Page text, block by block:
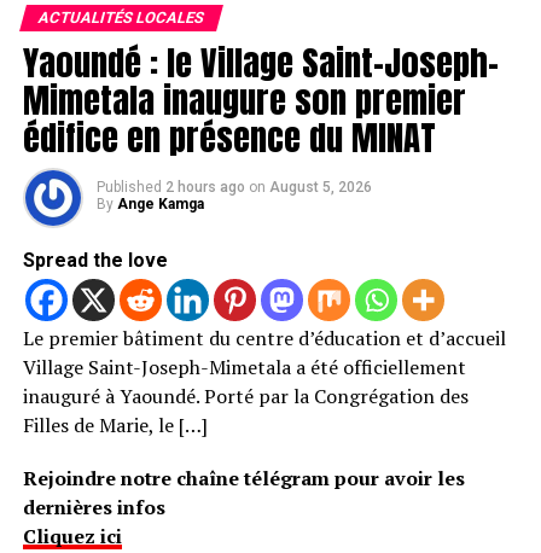
ACTUALITÉS LOCALES
Yaoundé : le Village Saint-Joseph-
Mimetala inaugure son premier
édifice en présence du MINAT
Published 2 hours ago on August 5, 2026
By Ange Kamga
Spread the love
Le premier bâtiment du centre d’éducation et d’accueil
Village Saint-Joseph-Mimetala a été officiellement
inauguré à Yaoundé. Porté par la Congrégation des
Filles de Marie, le […]
Rejoindre notre chaîne télégram pour avoir les
dernières infos
Cliquez ici